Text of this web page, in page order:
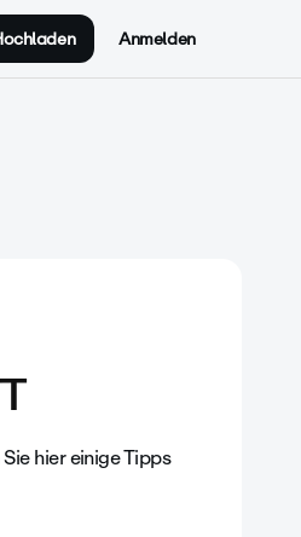
Anmelden
hier einige Tipps